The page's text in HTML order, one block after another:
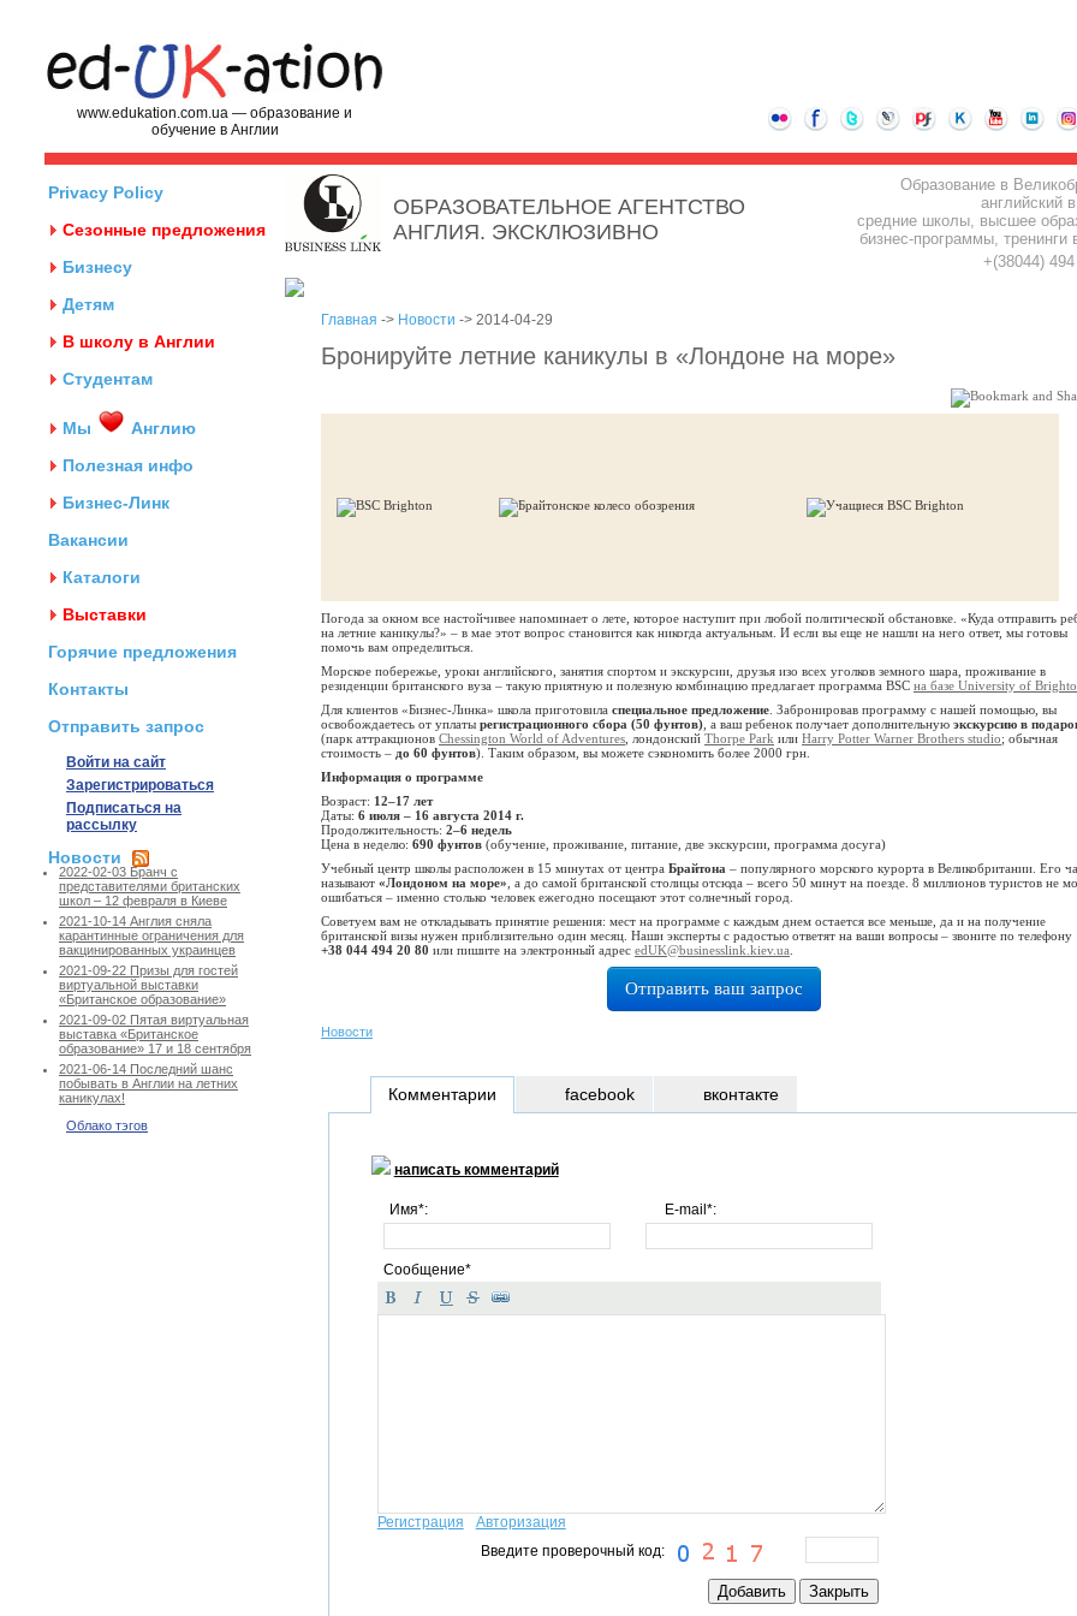
www.edukation.com.ua — образование и
обучение в Англии
Privacy Policy
Сезонные предложения
Бизнесу
Детям
В школу в Англии
Студентам
Мы
Англию
Полезная инфо
Бизнес-Линк
Вакансии
Каталоги
Выставки
Горячие предложения
Контакты
Отправить запрос
Войти на сайт
Зарегистрироваться
Подписаться на
рассылку
Новости
2022-02-03 Бранч с
представителями британских
школ – 12 февраля в Киеве
2021-10-14 Англия сняла
карантинные ограничения для
вакцинированных украинцев
2021-09-22 Призы для гостей
виртуальной выставки
«Британское образование»
2021-09-02 Пятая виртуальная
выставка «Британское
образование» 17 и 18 сентября
2021-06-14 Последний шанс
побывать в Англии на летних
каникулах!
Облако тэгов
ОБРАЗОВАТЕЛЬНОЕ АГЕНТСТВО
АНГЛИЯ. ЭКСКЛЮЗИВНО
Образование в
английский
средние школы, высшее
бизнес-программы, тренинги
+(38044)
Главная -> Новости -> 2014-04-29
Бронируйте летние каникулы в «Лондоне на море»
Погода за окном все настойчивее напоминает о лете, которое наступит при любой политической обстановке. «Куда отправить
на летние каникулы?» – в мае этот вопрос становится как никогда актуальным. И если вы еще не нашли на него ответ, мы готовы
помочь вам определиться.
Морское побережье, уроки английского, занятия спортом и экскурсии, друзья изо всех уголков земного шара, проживание в
резиденции британского вуза – такую приятную и полезную комбинацию предлагает программа BSC на базе University of
Для клиентов «Бизнес-Линка» школа приготовила специальное предложение . Забронировав программу с нашей помощью, вы
освобождаетесь от уплаты регистрационного сбора (50 фунтов) , а ваш ребенок получает дополнительную экскурсию в
(парк аттракционов Chessington World of Adventures , лондонский Thorpe Park или Harry Potter Warner Brothers studio; обычная
стоимость – до 60 фунтов). Таким образом, вы можете сэкономить более 2000 грн.
Информация о программе
Возраст: 12–17 лет
Даты: 6 июля – 16 августа 2014 г.
Продолжительность: 2–6 недель
Цена в неделю: 690 фунтов (обучение, проживание, питание, две экскурсии, программа досуга)
Учебный центр школы расположен в 15 минутах от центра Брайтона – популярного морского курорта в Великобритании. Его
называют «Лондоном на море» , а до самой британской столицы отсюда – всего 50 минут на поезде. 8 миллионов туристов не
ошибаться – именно столько человек ежегодно посещают этот солнечный город.
Советуем вам не откладывать принятие решения: мест на программе с каждым днем остается все меньше, да и на получение
британской визы нужен приблизительно один месяц. Наши эксперты с радостью ответят на ваши вопросы – звоните по телефону
+38 044 494 20 80 или пишите на электронный адрес edUK@businesslink.kiev.ua
Отправить ваш запрос
Новости
Комментарии
написать комментарий
Имя*: E-mail*:
Сообщение*
Регистрация
Авторизация
Введите проверочный код:
facebook вконтакте